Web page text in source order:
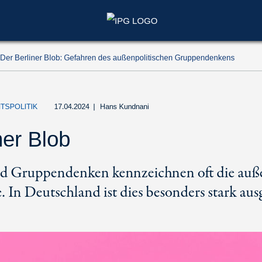
Der Berliner Blob: Gefahren des außenpolitischen Gruppendenkens
17.04.2024 | Hans Kundnani
Blob
Gruppendenken kennzeichnen oft die
In Deutschland ist dies besonders stark